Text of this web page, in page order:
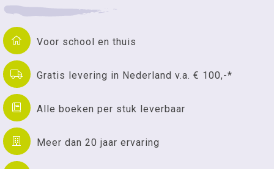
Voor school en thuis
Gratis levering in Nederland v.a. € 100,-*
Alle boeken per stuk leverbaar
Meer dan 20 jaar ervaring